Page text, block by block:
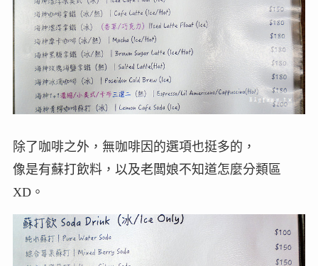
除了咖啡之外，無咖啡因的選項也挺多的，
像是有蘇打飲料，以及老闆娘不知道怎麼分類區
XD。